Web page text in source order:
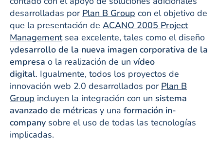
desarrolladas por Plan B Group con el objetivo de
que la presentación de ACANO 2005 Project
Managementsea excelente, tales como el diseño
ydesarrollo de la nueva imagen corporativa de la
empresa o la realización de un vídeo
digital. Igualmente, todos los proyectos de
innovación web 2.0 desarrollados por Plan B
Group incluyen la integración con un sistema
avanzado de métricas y una formación in-
company sobre el uso de todas las tecnologías
implicadas.